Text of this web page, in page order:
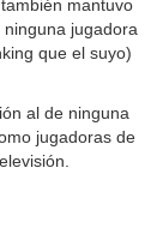
mantuvo
jugadora
que el suyo)
al de ninguna
jugadoras de